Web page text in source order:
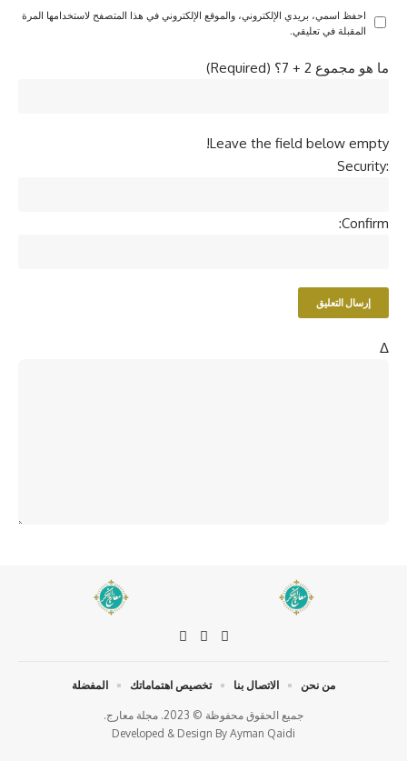
احفظ اسمي، بريدي الإلكتروني، والموقع الإلكتروني في هذا المتصفح لاستخدامها المرة
المقبلة في تعليقي.
ما هو مجموع 2 + 7؟ (Required)
Leave the field below empty!
Security:
Confirm:
Δ
جميع الحقوق محفوظة © 2023. مجلة معارج.
Developed & Design By Ayman Qaidi
من نحن الاتصال بنا تخصيص اهتماماتك المفضلة